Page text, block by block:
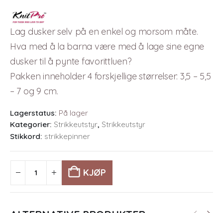
Lag dusker selv på en enkel og morsom måte.
Hva med å la barna være med å lage sine egne
dusker til å pynte favorittluen?
Pakken inneholder 4 forskjellige størrelser: 3,5 – 5,5
– 7 og 9 cm.
Lagerstatus: På lager
Kategorier: Strikkeutstyr, Strikkeutstyr
Stikkord: strikkepinner
KJØP